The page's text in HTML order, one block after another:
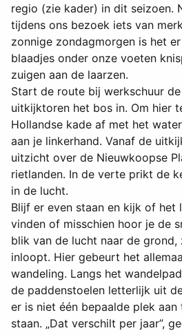
regio (zie kader) in dit seizoen.
tijdens ons bezoek iets van
zonnige zondagmorgen is het
blaadjes onder onze voeten
zuigen aan de laarzen.
Start de route bij werkschuur
uitkijktoren het bos in. Om hier
Hollandse kade af met het
aan je linkerhand. Vanaf de
uitzicht over de Nieuwkoopse
rietlanden. In de verte prikt de
in de lucht.
Blijf er even staan en kijk of
vinden of misschien hoor je de
blik van de lucht naar de
inloopt. Hier gebeurt het
wandeling. Langs het
de paddenstoelen letterlijk uit
er is niet één bepaalde plek
staan. „Dat verschilt per jaar”,